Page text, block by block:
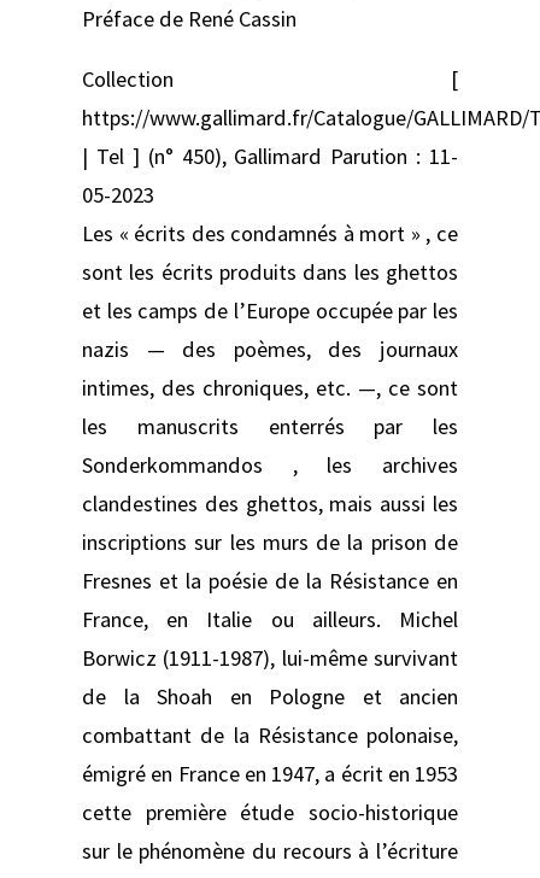
Préface de René Cassin
Collection [
https://www.gallimard.fr/Catalogue/GALLIMARD/
| Tel ] (n° 450), Gallimard Parution : 11-
05-2023
Les « écrits des condamnés à mort » , ce
sont les écrits produits dans les ghettos
et les camps de l’Europe occupée par les
nazis — des poèmes, des journaux
intimes, des chroniques, etc. —, ce sont
les manuscrits enterrés par les
Sonderkommandos , les archives
clandestines des ghettos, mais aussi les
inscriptions sur les murs de la prison de
Fresnes et la poésie de la Résistance en
France, en Italie ou ailleurs. Michel
Borwicz (1911-1987), lui-même survivant
de la Shoah en Pologne et ancien
combattant de la Résistance polonaise,
émigré en France en 1947, a écrit en 1953
cette première étude socio-historique
sur le phénomène du recours à l’écriture